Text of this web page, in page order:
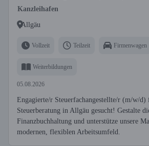
Kanzleihafen
Allgäu
Vollzeit Teilzeit Firmenwagen
Weiterbildungen
05.08.2026
Engagierte/r Steuerfachangestellte/r (m/w/
Steuerberatung in Allgäu gesucht! Gestalte
Finanzbuchhaltung und unterstütze unsere
modernen, flexiblen Arbeitsumfeld.